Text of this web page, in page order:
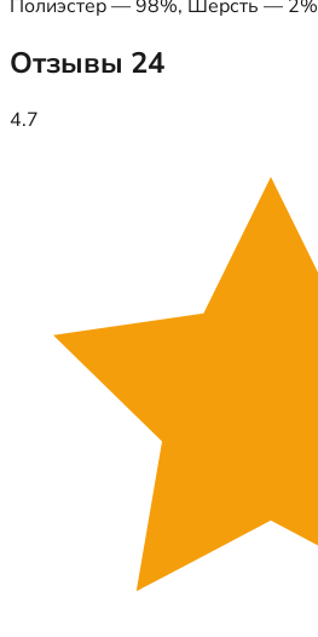
Полиэстер — 98%, Шерсть — 2%
Отзывы 24
4.7